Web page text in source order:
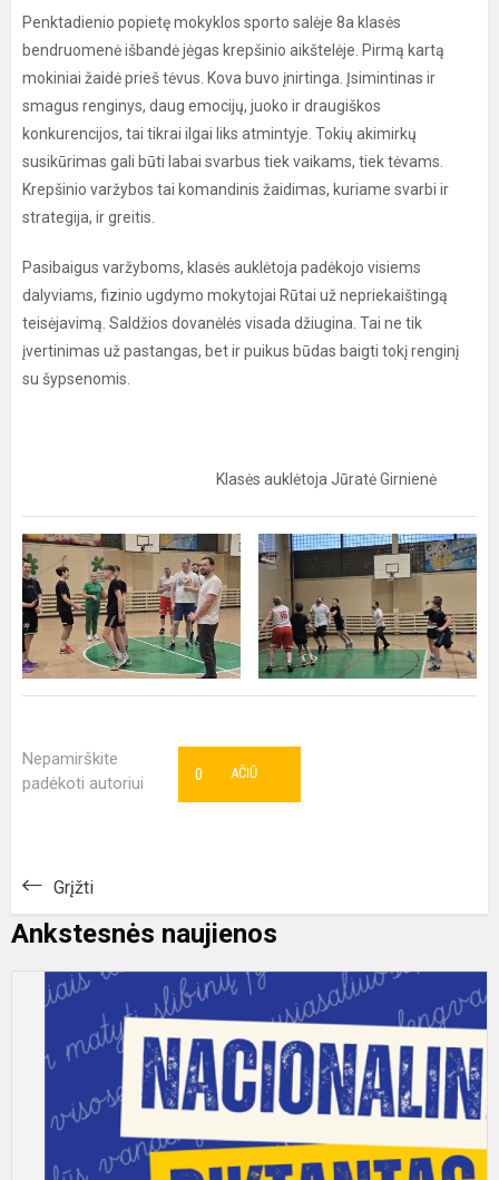
Penktadienio popietę mokyklos sporto salėje 8a klasės
bendruomenė išbandė jėgas krepšinio aikštelėje. Pirmą kartą
mokiniai žaidė prieš tėvus. Kova buvo įnirtinga. Įsimintinas ir
smagus renginys, daug emocijų, juoko ir draugiškos
konkurencijos, tai tikrai ilgai liks atmintyje. Tokių akimirkų
susikūrimas gali būti labai svarbus tiek vaikams, tiek tėvams.
Krepšinio varžybos tai komandinis žaidimas, kuriame svarbi ir
strategija, ir greitis.
Pasibaigus varžyboms, klasės auklėtoja padėkojo visiems
dalyviams, fizinio ugdymo mokytojai Rūtai už nepriekaištingą
teisėjavimą. Saldžios dovanėlės visada džiugina. Tai ne tik
įvertinimas už pastangas, bet ir puikus būdas baigti tokį renginį
su šypsenomis.
Klasės auklėtoja Jūratė Girnienė
Nepamirškite
padėkoti autoriui
AČIŪ
0
Grįžti
Ankstesnės naujienos